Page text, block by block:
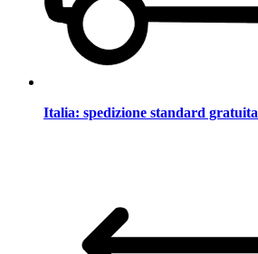
Italia: spedizione standard gratuita